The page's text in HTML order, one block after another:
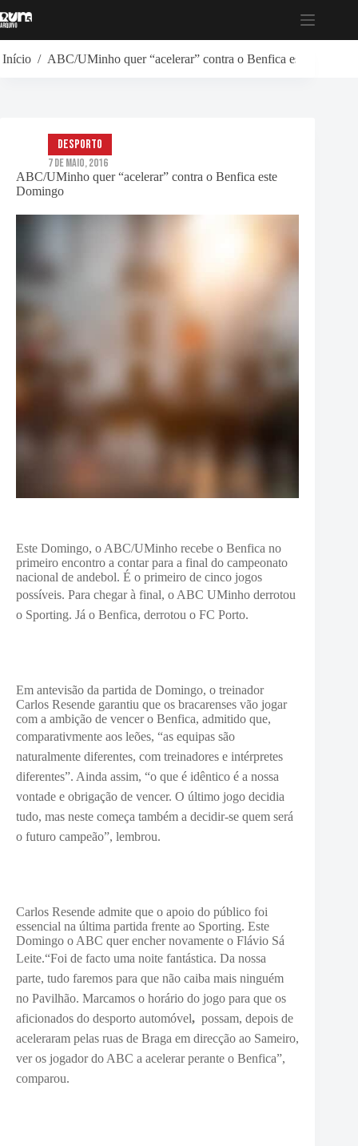
para
Início / ABC/UMinho quer “acelerar” contra o Benfica este
ABC/UMinho quer “acelerar” contra o Benfica este
Domingo
Desporto
7 de Maio, 2016
Este Domingo, o ABC/UMinho recebe o Benfica no
primeiro encontro a contar para a final do campeonato
nacional de andebol. É o primeiro de cinco jogos
possíveis. Para chegar à final, o ABC UMinho derrotou
o Sporting. Já o Benfica, derrotou o FC Porto.
Em antevisão da partida de Domingo, o treinador
Carlos Resende garantiu que os bracarenses vão jogar
com a ambição de vencer o Benfica, admitido que,
comparativmente aos leões, “as equipas são
naturalmente diferentes, com treinadores e intérpretes
diferentes”. Ainda assim, “o que é idêntico é a nossa
vontade e obrigação de vencer. O último jogo decidia
tudo, mas neste começa também a decidir-se quem será
o futuro campeão”, lembrou.
Carlos Resende admite que o apoio do público foi
essencial na última partida frente ao Sporting. Este
Domingo o ABC quer encher novamente o Flávio Sá
Leite.“Foi de facto uma noite fantástica. Da nossa
parte, tudo faremos para que não caiba mais ninguém
no Pavilhão. Marcamos o horário do jogo para que os
aficionados do desporto automóvel, possam, depois de
aceleraram pelas ruas de Braga em direcção ao Sameiro,
ver os jogador do ABC a acelerar perante o Benfica”,
comparou.